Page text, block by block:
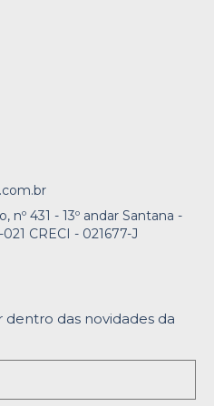
nº 431 - 13º andar Santana -
CRECI - 021677-J
das novidades da